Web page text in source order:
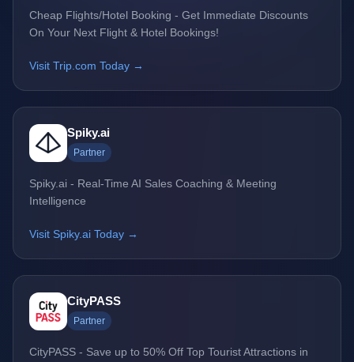
Cheap Flights/Hotel Booking - Get Immediate Discounts
On Your Next Flight & Hotel Bookings!
Visit Trip.com Today →
Spiky.ai
Partner
Spiky.ai - Real-Time AI Sales Coaching & Meeting
Intelligence
Visit Spiky.ai Today →
CityPASS
Partner
CityPASS - Save up to 50% Off Top Tourist Attractions in